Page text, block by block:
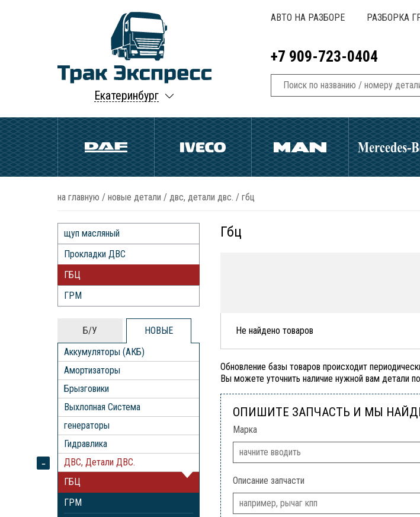
Екатеринбург
АВТО НА РАЗБОРЕ РАЗБОРКА
+7 909-723-0404
на главную / новые детали / двс, детали двс. / гбц
щуп масляный
Прокладки ДВС
ГБЦ
ГРМ
Б/У
НОВЫЕ
Аккумуляторы (АКБ)
Амортизаторы
Брызговики
Выхлопная Система
генераторы
Гидравлика
ДВС, Детали ДВС.
ГБЦ
ГРМ
Гбц
Не найдено товаров
Обновление базы товаров происходит
Вы можете уточнить наличие нужной вам детали
ОПИШИТЕ ЗАПЧАСТЬ И МЫ
Марка
Описание запчасти